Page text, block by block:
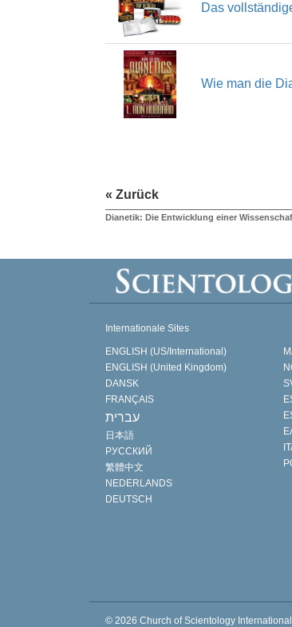
Das
Wie man die
« Zurück
Dianetik: Die Entwicklung einer
Internationale Sites
ENGLISH (US/International)
ENGLISH (United Kingdom)
DANSK
FRANÇAIS
עברית
日本語
РУССКИЙ
繁體中文
NEDERLANDS
DEUTSCH
© 2026 Church of Scientology